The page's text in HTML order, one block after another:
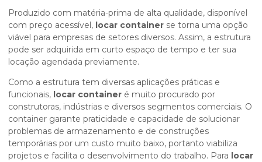
Produzido com matéria-prima de alta qualidade, disponível
com preço acessível, locar container se torna uma opção
viável para empresas de setores diversos. Assim, a estrutura
pode ser adquirida em curto espaço de tempo e ter sua
locação agendada previamente.
Como a estrutura tem diversas aplicações práticas e
funcionais, locar container é muito procurado por
construtoras, indústrias e diversos segmentos comerciais. O
container garante praticidade e capacidade de solucionar
problemas de armazenamento e de construções
temporárias por um custo muito baixo, portanto viabiliza
projetos e facilita o desenvolvimento do trabalho. Para locar